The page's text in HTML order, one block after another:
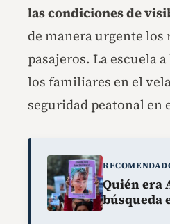
las condiciones de
de manera urgente
pasajeros. La escuela
los familiares en el
seguridad peatonal en
Quién era
búsqueda